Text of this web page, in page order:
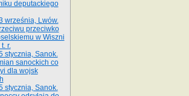
deputackiego
września, Lwów.
przeciwko
w Wiszni
r.
stycznia, Sanok.
sanockich co
dla wojsk
stycznia, Sanok.